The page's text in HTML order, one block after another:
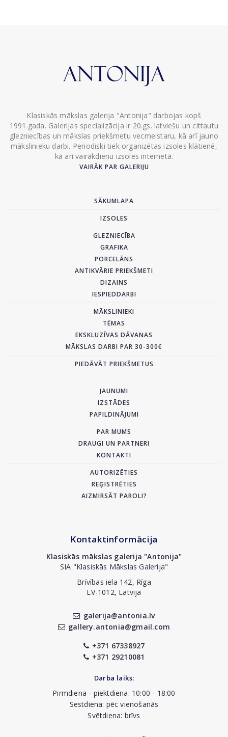
Klasiskās mākslas galerija "Antonija" darbojas kopš
1991.gada. Galerijas specializācija ir 20.gs. latviešu un cittautu
glezniecības un mākslas priekšmetu vecmeistaru, kā arī jauno
mākslinieku darbi. Periodiski tiek organizētas izsoles klātienē,
kā arī vairākdienu izsoles internetā.
VAIRĀK PAR GALERIJU
SĀKUMLAPA
IZSOLES
GLEZNIECĪBA
GRAFIKA
PORCELĀNS
ANTIKVĀRIE PRIEKŠMETI
DIZAINS
IESPIEDDARBI
MĀKSLINIEKI
TĒMAS
EKSKLUZĪVAS DĀVANAS
MĀKSLAS DARBI PAR 30-300€
PIEDĀVĀT PRIEKŠMETUS
JAUNUMI
IZSTĀDES
PAPILDINĀJUMI
PAR MUMS
DRAUGI UN PARTNERI
KONTAKTI
AUTORIZĒTIES
REĢISTRĒTIES
AIZMIRSĀT PAROLI?
Kontaktinformācija
Klasiskās mākslas galerija "Antonija"
SIA "Klasiskās Mākslas Galerija"
Brīvības iela 142, Rīga
LV-1012, Latvija
galerija@antonia.lv
gallery.antonia@gmail.com
+371 67338927
+371 29210081
Darba laiks:
Pirmdiena - piektdiena: 10:00 - 18:00
Sestdiena: pēc vienošanās
Svētdiena: brīvs